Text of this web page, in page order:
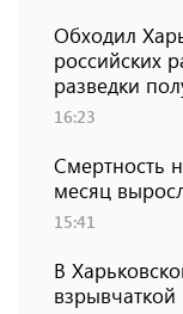
Обходил
российских
разведки
16:23
Смертность
месяц
15:41
В
взрывчаткой